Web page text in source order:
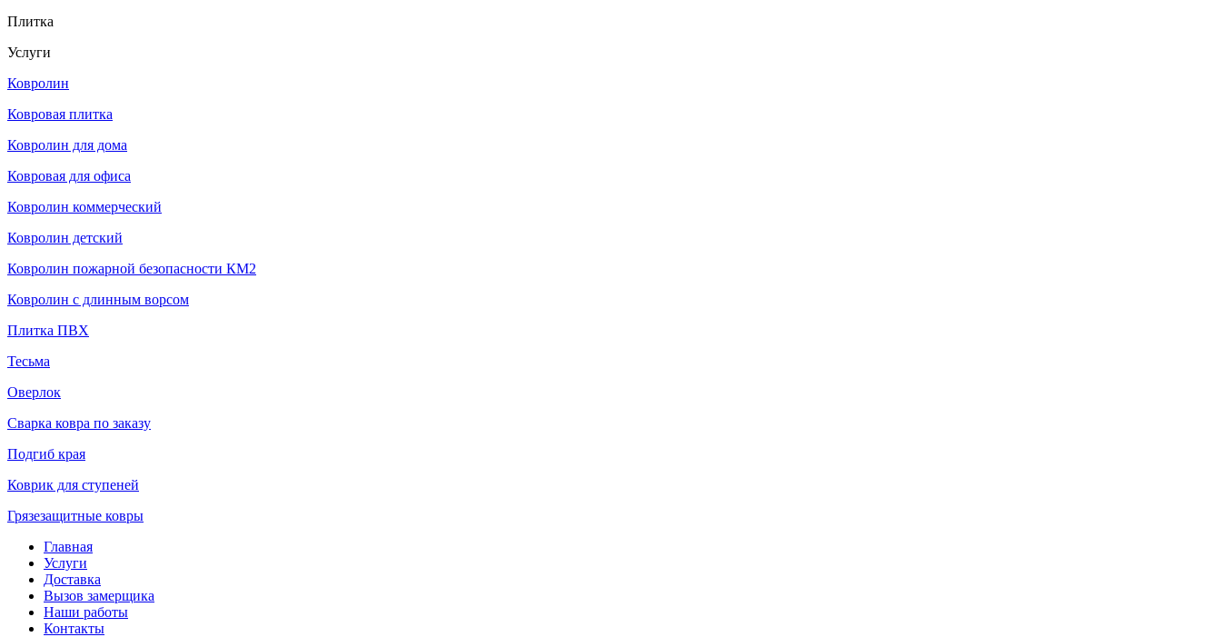
Плитка
Услуги
Ковролин
Ковровая плитка
Ковролин для дома
Ковровая для офиса
Ковролин коммерческий
Ковролин детский
Ковролин пожарной безопасности КМ2
Ковролин с длинным ворсом
Плитка ПВХ
Тесьма
Оверлок
Сварка ковра по заказу
Подгиб края
Коврик для ступеней
Грязезащитные ковры
Главная
Услуги
Доставка
Вызов замерщика
Наши работы
Контакты